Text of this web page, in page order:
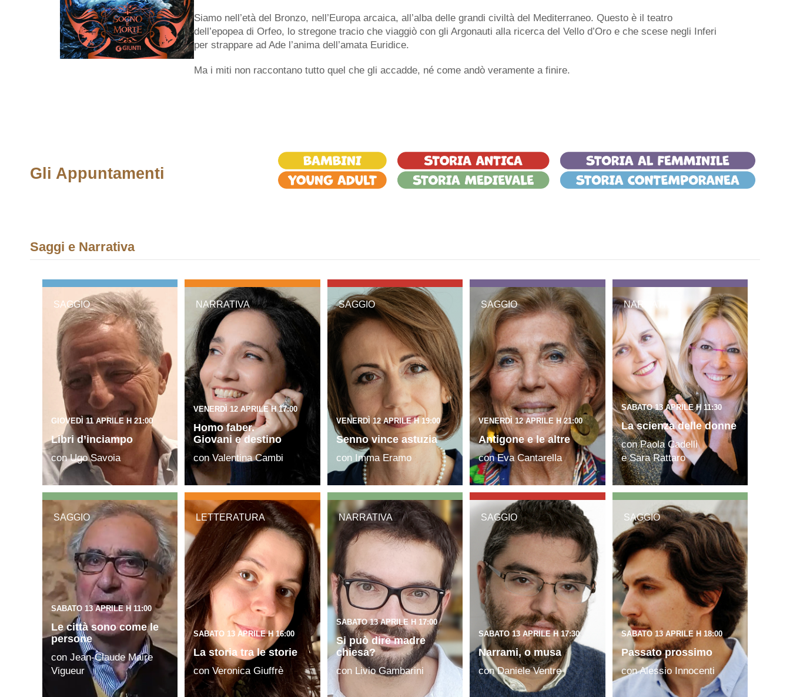
Siamo nell’età del Bronzo, nell’Europa arcaica, all’alba delle grandi civiltà del Mediterraneo. Questo è il teatro
dell’epopea di Orfeo, lo stregone tracio che viaggiò con gli Argonauti alla ricerca del Vello d’Oro e che scese negli Inferi
per strappare ad Ade l’anima dell’amata Euridice.
Ma i miti non raccontano tutto quel che gli accadde, né come andò veramente a finire.
Gli Appuntamenti
Saggi e Narrativa
SAGGIO
GIOVEDÌ 11 APRILE H 21:00
Libri d’inciampo
con Ugo Savoia
NARRATIVA
VENERDÌ 12 APRILE H 17:00
Homo faber.
Giovani e destino
con Valentina Cambi
SAGGIO
VENERDÌ 12 APRILE H 19:00
Senno vince astuzia
con Imma Eramo
SAGGIO
VENERDÌ 12 APRILE H 21:00
Antigone e le altre
con Eva Cantarella
NARRATIVA
SABATO 13 APRILE H 11:30
La scienza delle donne
con Paola Cadelli
e Sara Rattaro
SAGGIO
SABATO 13 APRILE H 11:00
Le città sono come le
persone
con Jean-Claude Maire
Vigueur
LETTERATURA
SABATO 13 APRILE H 16:00
La storia tra le storie
con Veronica Giuffrè
NARRATIVA
SABATO 13 APRILE H 17:00
Si può dire madre
chiesa?
con Livio Gambarini
SAGGIO
SABATO 13 APRILE H 17:30
Narrami, o musa
con Daniele Ventre
SAGGIO
SABATO 13 APRILE H 18:00
Passato prossimo
con Alessio Innocenti